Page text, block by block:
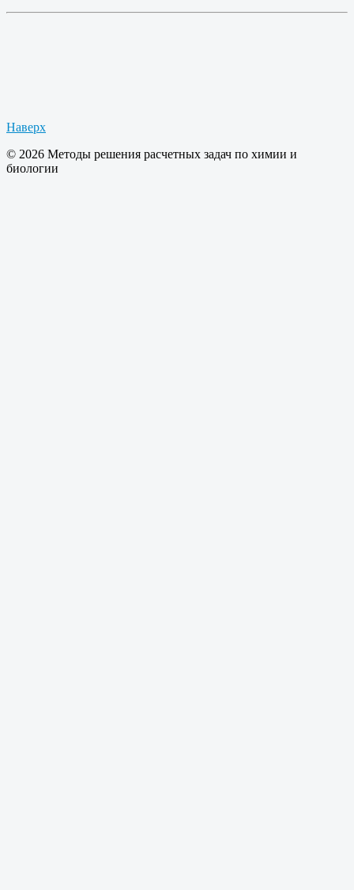
Наверх
© 2026 Методы решения расчетных задач по химии и
биологии